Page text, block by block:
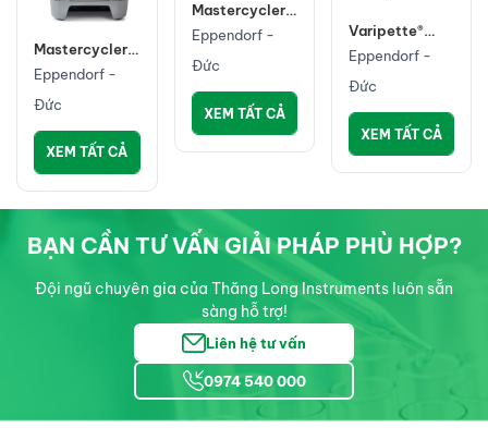
Mastercycler®
X50
Eppendorf -
Đức
XEM TẤT CẢ
Mastercycler®
X40
Eppendorf -
Đức
XEM TẤT CẢ
Varipette®
4720
Eppendorf -
Đức
XEM TẤT CẢ
BẠN CẦN TƯ VẤN GIẢI PHÁP PHÙ HỢP?
Đội ngũ chuyên gia của Thăng Long Instruments luôn sẵn
sàng hỗ trợ!
Liên hệ tư vấn
0974 540 000